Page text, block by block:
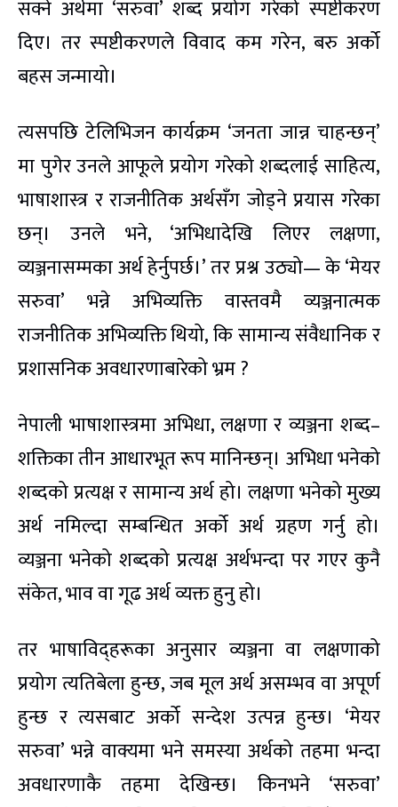
सक्ने अर्थमा ‘सरुवा’ शब्द प्रयोग गरेको स्पष्टीकरण
दिए। तर स्पष्टीकरणले विवाद कम गरेन, बरु अर्को
बहस जन्मायो।
त्यसपछि टेलिभिजन कार्यक्रम ‘जनता जान्न चाहन्छन्’
मा पुगेर उनले आफूले प्रयोग गरेको शब्दलाई साहित्य,
भाषाशास्त्र र राजनीतिक अर्थसँग जोड्ने प्रयास गरेका
छन्। उनले भने, ‘अभिधादेखि लिएर लक्षणा,
व्यञ्जनासम्मका अर्थ हेर्नुपर्छ।’ तर प्रश्न उठ्यो— के ‘मेयर
सरुवा’ भन्ने अभिव्यक्ति वास्तवमै व्यञ्जनात्मक
राजनीतिक अभिव्यक्ति थियो, कि सामान्य संवैधानिक र
प्रशासनिक अवधारणाबारेको भ्रम ?
नेपाली भाषाशास्त्रमा अभिधा, लक्षणा र व्यञ्जना शब्द–
शक्तिका तीन आधारभूत रूप मानिन्छन्। अभिधा भनेको
शब्दको प्रत्यक्ष र सामान्य अर्थ हो। लक्षणा भनेको मुख्य
अर्थ नमिल्दा सम्बन्धित अर्को अर्थ ग्रहण गर्नु हो।
व्यञ्जना भनेको शब्दको प्रत्यक्ष अर्थभन्दा पर गएर कुनै
संकेत, भाव वा गूढ अर्थ व्यक्त हुनु हो।
तर भाषाविद्हरूका अनुसार व्यञ्जना वा लक्षणाको
प्रयोग त्यतिबेला हुन्छ, जब मूल अर्थ असम्भव वा अपूर्ण
हुन्छ र त्यसबाट अर्को सन्देश उत्पन्न हुन्छ। ‘मेयर
सरुवा’ भन्ने वाक्यमा भने समस्या अर्थको तहमा भन्दा
अवधारणाकै तहमा देखिन्छ। किनभने ‘सरुवा’